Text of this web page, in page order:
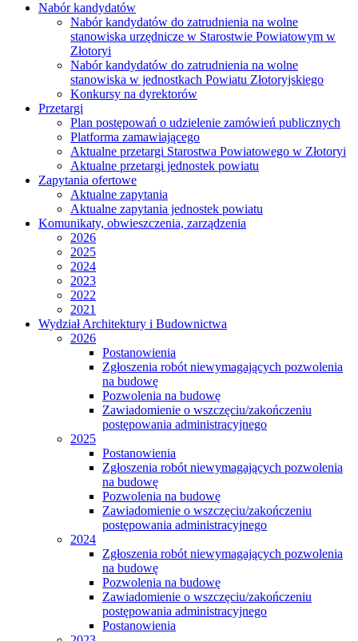
Nabór kandydatów
Nabór kandydatów do zatrudnienia na wolne
stanowiska urzędnicze w Starostwie Powiatowym w
Złotoryi
Nabór kandydatów do zatrudnienia na wolne
stanowiska w jednostkach Powiatu Złotoryjskiego
Konkursy na dyrektorów
Przetargi
Plan postępowań o udzielenie zamówień publicznych
Platforma zamawiającego
Aktualne przetargi Starostwa Powiatowego w Złotoryi
Aktualne przetargi jednostek powiatu
Zapytania ofertowe
Aktualne zapytania
Aktualne zapytania jednostek powiatu
Komunikaty, obwieszczenia, zarządzenia
2026
2025
2024
2023
2022
2021
Wydział Architektury i Budownictwa
2026
Postanowienia
Zgłoszenia robót niewymagających pozwolenia
na budowę
Pozwolenia na budowę
Zawiadomienie o wszczęciu/zakończeniu
postępowania administracyjnego
2025
Postanowienia
Zgłoszenia robót niewymagających pozwolenia
na budowę
Pozwolenia na budowę
Zawiadomienie o wszczęciu/zakończeniu
postępowania administracyjnego
2024
Zgłoszenia robót niewymagających pozwolenia
na budowę
Pozwolenia na budowę
Zawiadomienie o wszczęciu/zakończeniu
postępowania administracyjnego
Postanowienia